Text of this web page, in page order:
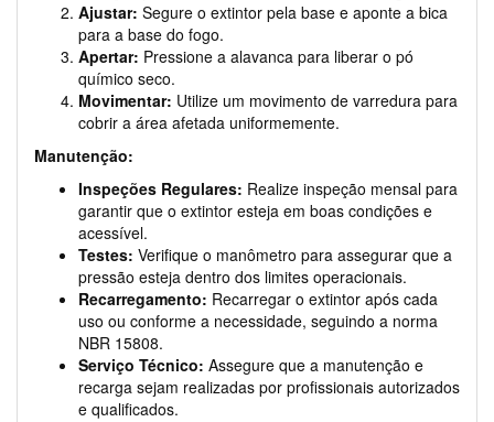
Ajustar: Segure o extintor pela base e aponte a bica
para a base do fogo.
Apertar: Pressione a alavanca para liberar o pó
químico seco.
Movimentar: Utilize um movimento de varredura para
cobrir a área afetada uniformemente.
Manutenção:
Inspeções Regulares: Realize inspeção mensal para
garantir que o extintor esteja em boas condições e
acessível.
Testes: Verifique o manômetro para assegurar que a
pressão esteja dentro dos limites operacionais.
Recarregamento: Recarregar o extintor após cada
uso ou conforme a necessidade, seguindo a norma
NBR 15808.
Serviço Técnico: Assegure que a manutenção e
recarga sejam realizadas por profissionais autorizados
e qualificados.